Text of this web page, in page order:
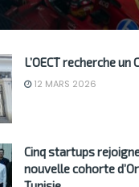
L’OECT recherche un
12 MARS 2026
Cinq startups
nouvelle cohorte